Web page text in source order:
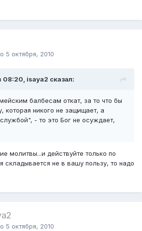
5 октября, 2010
08:20, isaya2 сказал:
балбесам откат, за то что бы
которая никого не защищает, а
- то это Бог не осуждает,
молитвы...и действуйте только по
складывается не в вашу пользу, то надо
5 октября, 2010